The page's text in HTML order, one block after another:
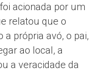
acionada por um
relatou que o
própria avó, o pai,
ao local, a
a veracidade da